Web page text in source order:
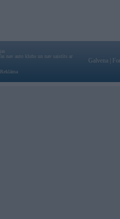
nav auto klubs un nav saistīts ar
Reklāma
Galvena